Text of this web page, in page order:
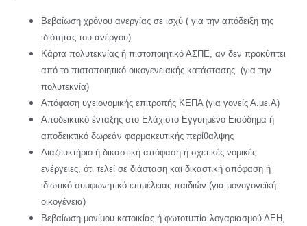
Βεβαίωση χρόνου ανεργίας σε ισχύ ( για την απόδειξη της
ιδιότητας του ανέργου)
Κάρτα πολυτεκνίας ή πιστοποιητικό ΑΣΠΕ, αν δεν προκύπτει
από το πιστοποιητικό οικογενειακής κατάστασης. (για την
πολυτεκνία)
Απόφαση υγειονομικής επιτροπής ΚΕΠΑ (για γονείς Α.με.Α)
Αποδεικτικό ένταξης στο Ελάχιστο Εγγυημένο Εισόδημα ή
αποδεικτικό δωρεάν φαρμακευτικής περίθαλψης
Διαζευκτήριο ή δικαστική απόφαση ή σχετικές νομικές
ενέργειες, ότι τελεί σε διάσταση και δικαστική απόφαση ή
ιδιωτικό συμφωνητικό επιμέλειας παιδιών (για μονογονεϊκή
οικογένεια)
Βεβαίωση μονίμου κατοικίας ή φωτοτυπία λογαριασμού ΔΕΗ,